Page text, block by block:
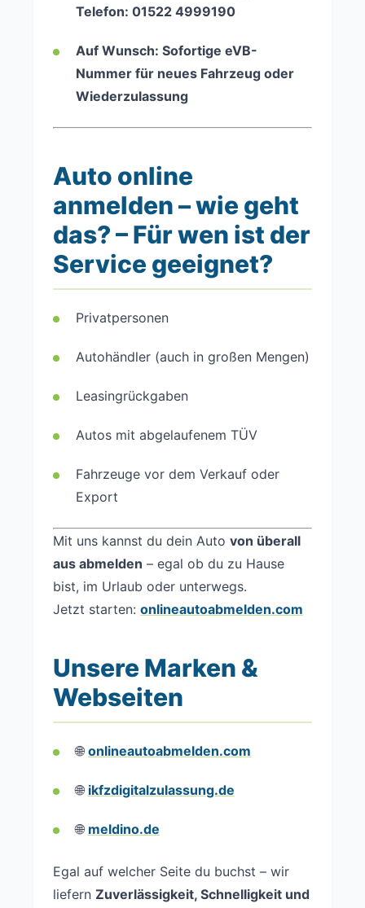
Telefon: 01522 4999190
Auf Wunsch: Sofortige eVB-
Nummer für neues Fahrzeug oder
Wiederzulassung
Auto online
anmelden – wie geht
das? – Für wen ist der
Service geeignet?
Privatpersonen
Autohändler (auch in großen Mengen)
Leasingrückgaben
Autos mit abgelaufenem TÜV
Fahrzeuge vor dem Verkauf oder
Export
Mit uns kannst du dein Auto von überall
aus abmelden – egal ob du zu Hause
bist, im Urlaub oder unterwegs.
Jetzt starten: onlineautoabmelden.com
Unsere Marken &
Webseiten
🌐 onlineautoabmelden.com
🌐 ikfzdigitalzulassung.de
🌐 meldino.de
Egal auf welcher Seite du buchst – wir
liefern Zuverlässigkeit, Schnelligkeit und